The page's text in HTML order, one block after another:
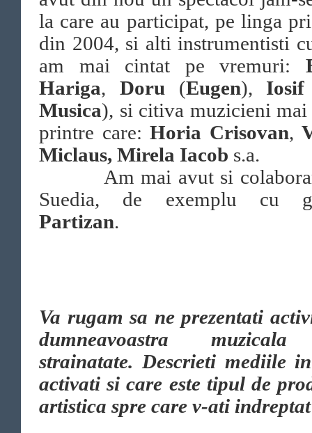
la care au participat, pe linga
din 2004, si alti instrumentisti
am mai cintat pe vremuri:
Hariga, Doru (Eugen),
Musica), si citiva muzicieni
printre care: Horia Crisovan,
Miclaus, Mirela Iacob s.a.
Am mai avut si
Suedia, de exemplu cu
Partizan.
Va rugam sa ne prezentati
dumneavoastra
strainatate. Descrieti mediile
activati si care este tipul de
artistica spre care v-ati indreptat